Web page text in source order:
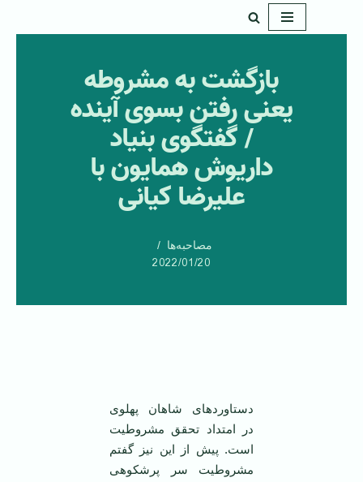
بازگشت به مشروطه
یعنی رفتن بسوی آینده
/ گفتگوی بنیاد
داریوش همایون با
علیرضا کیانی
مصاحبه‌ها
2022/01/20
‌دستاوردهای شاهان پهلوی
در امتداد تحقق مشروطیت
است. پیش از این نیز گفتم
مشروطیت سر پرشکوهی